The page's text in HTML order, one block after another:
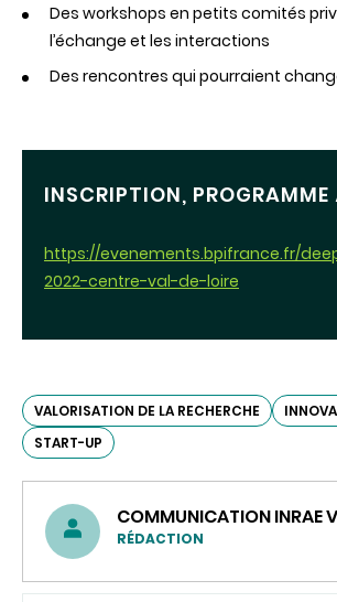
Des workshops en petits comités
l’échange et les interactions
Des rencontres qui pourraient
INSCRIPTION, PROGRAMME
https://evenements.bpifrance.fr/
2022-centre-val-de-loire
VALORISATION DE LA RECHERCHE
START-UP
COMMUNICATION INRAE
RÉDACTION